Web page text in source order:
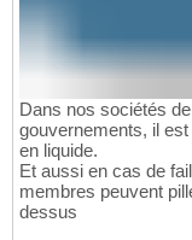
Dans nos sociétés
gouvernements, il
en liquide.
Et aussi en cas de
membres peuvent
dessus